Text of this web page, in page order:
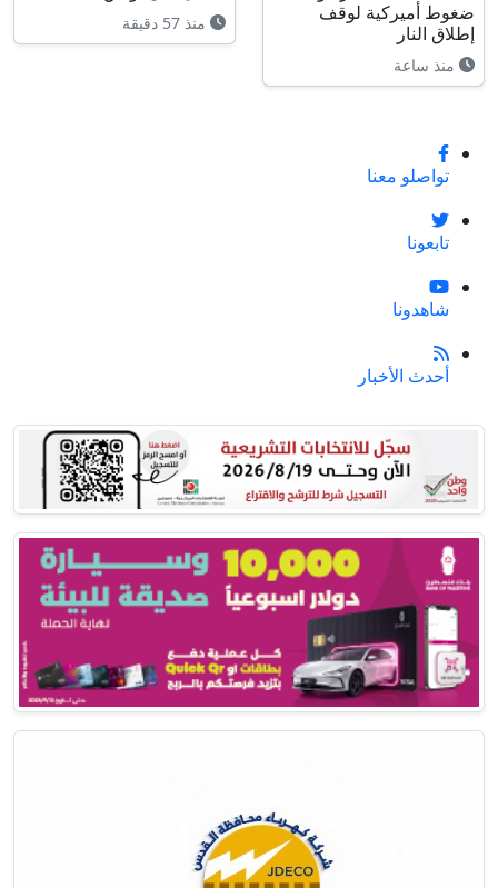
ضغوط أميركية لوقف
إطلاق النار
منذ ساعة
منذ 57 دقيقة
تواصلو معنا
تابعونا
شاهدونا
أحدث الأخبار